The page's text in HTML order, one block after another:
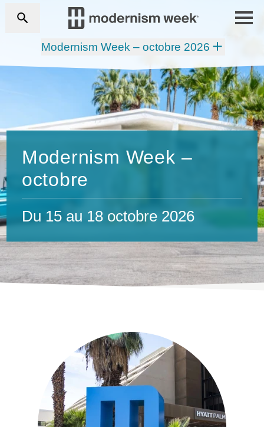
Modernism Week – octobre 2026
Modernism Week –
octobre
Du 15 au 18 octobre 2026